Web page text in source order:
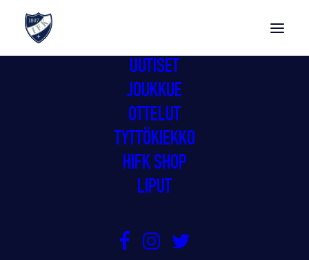
UUTISET
JOUKKUE
OTTELUT
TYTTÖKIEKKO
HIFK SHOP
LIPUT
GIMMAT JATKAA SIITÄ MIHIN JÄÄTIIN